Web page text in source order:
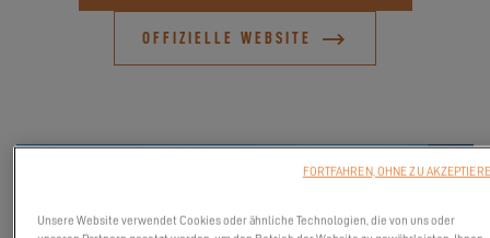
OFFIZIELLE WEBSITE
Unsere Website verwendet Cookies oder ähnliche Technologien, die von uns oder
FORTFAHREN, OHNE ZU